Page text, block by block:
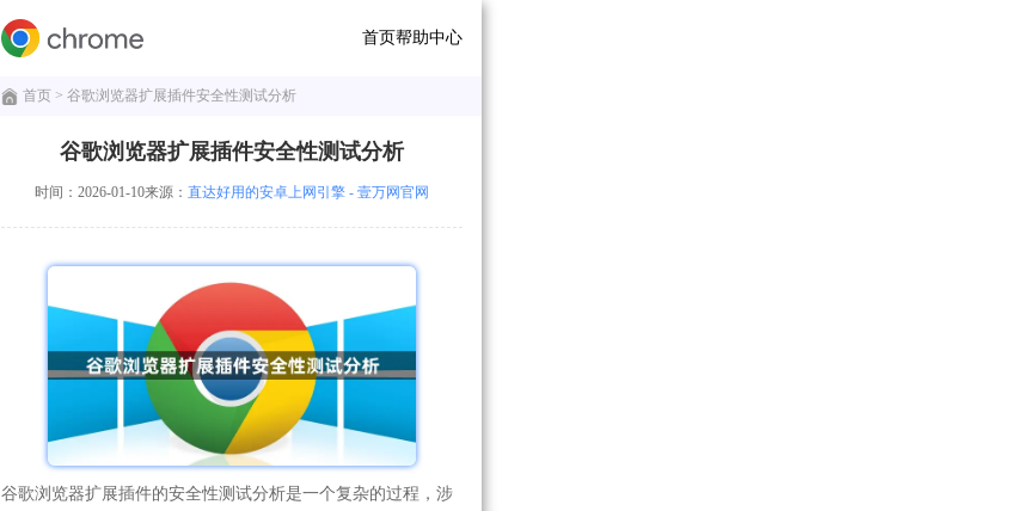
首页帮助中心
首页 > 谷歌浏览器扩展插件安全性测试分析
谷歌浏览器扩展插件安全性测试分析
时间：2026-01-10来源： 直达好用的安卓上网引擎 - 壹万网官网
谷歌浏览器扩展插件的安全性测试分析是一个复杂的过程，涉